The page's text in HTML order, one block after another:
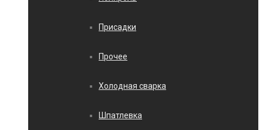
Присадки
Прочее
Холодная сварка
Шпатлевка